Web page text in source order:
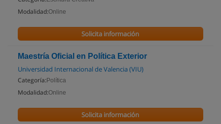
Modalidad:Online
Solicita información
Maestría Oficial en Política Exterior
Universidad Internacional de Valencia (VIU)
Categoría: Política
Modalidad:Online
Solicita información